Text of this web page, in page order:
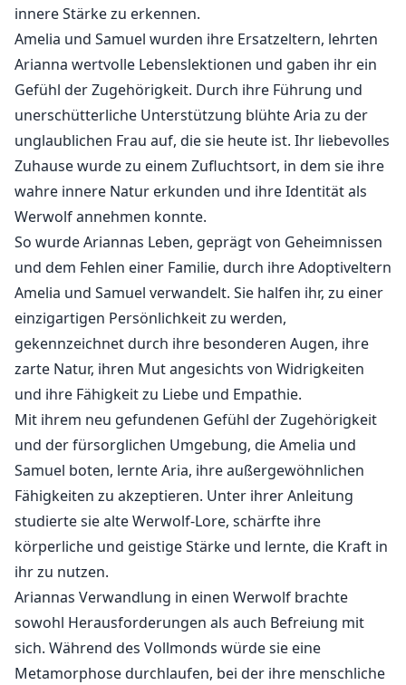
innere Stärke zu erkennen.
Amelia und Samuel wurden ihre Ersatzeltern, lehrten
Arianna wertvolle Lebenslektionen und gaben ihr ein
Gefühl der Zugehörigkeit. Durch ihre Führung und
unerschütterliche Unterstützung blühte Aria zu der
unglaublichen Frau auf, die sie heute ist. Ihr liebevolles
Zuhause wurde zu einem Zufluchtsort, in dem sie ihre
wahre innere Natur erkunden und ihre Identität als
Werwolf annehmen konnte.
So wurde Ariannas Leben, geprägt von Geheimnissen
und dem Fehlen einer Familie, durch ihre Adoptiveltern
Amelia und Samuel verwandelt. Sie halfen ihr, zu einer
einzigartigen Persönlichkeit zu werden,
gekennzeichnet durch ihre besonderen Augen, ihre
zarte Natur, ihren Mut angesichts von Widrigkeiten
und ihre Fähigkeit zu Liebe und Empathie.
Mit ihrem neu gefundenen Gefühl der Zugehörigkeit
und der fürsorglichen Umgebung, die Amelia und
Samuel boten, lernte Aria, ihre außergewöhnlichen
Fähigkeiten zu akzeptieren. Unter ihrer Anleitung
studierte sie alte Werwolf-Lore, schärfte ihre
körperliche und geistige Stärke und lernte, die Kraft in
ihr zu nutzen.
Ariannas Verwandlung in einen Werwolf brachte
sowohl Herausforderungen als auch Befreiung mit
sich. Während des Vollmonds würde sie eine
Metamorphose durchlaufen, bei der ihre menschliche